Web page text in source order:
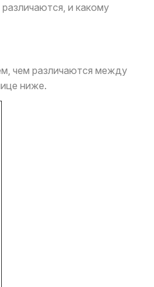
и какому
чем различаются между
ниже.